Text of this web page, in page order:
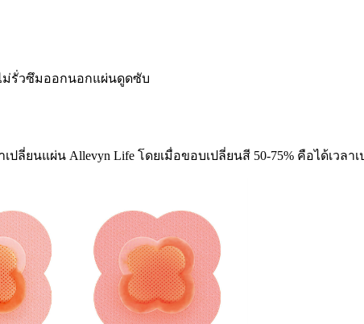
ไม่รั่วซึมออกนอกแผ่นดูดซับ
เปลี่ยนแผ่น Allevyn Life โดยเมื่อขอบเปลี่ยนสี 50-75% คือได้เวลา